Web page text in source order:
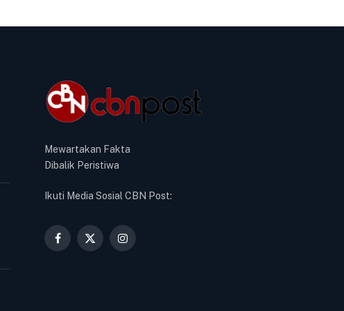
Mewartakan Fakta
Dibalik Peristiwa
Ikuti Media Sosial CBN Post:
Facebook
X
Instagram